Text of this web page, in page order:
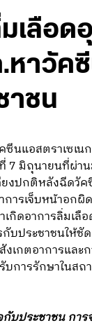
มเลือด
หาวัค
าชน
นแอสตราเซเน
7 มิถุนายนที่ผ่า
ยงปกติหลังฉีดวั
ารเจ็บหน้าอกผิ
กิดอาการลิ่มเลื
ประชาชนให้ชัด
งเกตอาการแล
บการรักษาในส
กับประชาชน กา